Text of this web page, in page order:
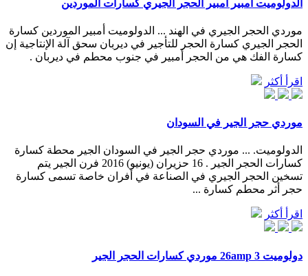
الدولوميت أمبير أمبير الحجر الجيري كسارات الموردين
موردي الحجر الجيري في الهند ... الدولوميت أمبير الموردين كسارة
الحجر الجيري كسارة الحجر للتأجير في ديربان سحق آلة الإنتاجية إن
كسارة الفك هي من الحجر أمبير في جنوب محطم في ديربان .
اقرأ أكثر
موردي حجر الجير في السودان
الدولوميت. ... موردي حجر الجير في السودان الجير محطة كسارة
كسارات الحجر الجير . 16 حزيران (يونيو) 2016 فرن الجير يتم
تسخين الحجر الجيري في الصناعة في أفران خاصة تسمى كسارة
حجر أثر محطم كسارة ...
اقرأ أكثر
دولوميت 26amp 3 موردي كسارات الحجر الجير